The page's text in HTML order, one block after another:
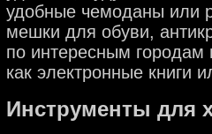
удобные чемоданы или
мешки для обуви,
по интересным городам
как электронные книги
Инструменты для